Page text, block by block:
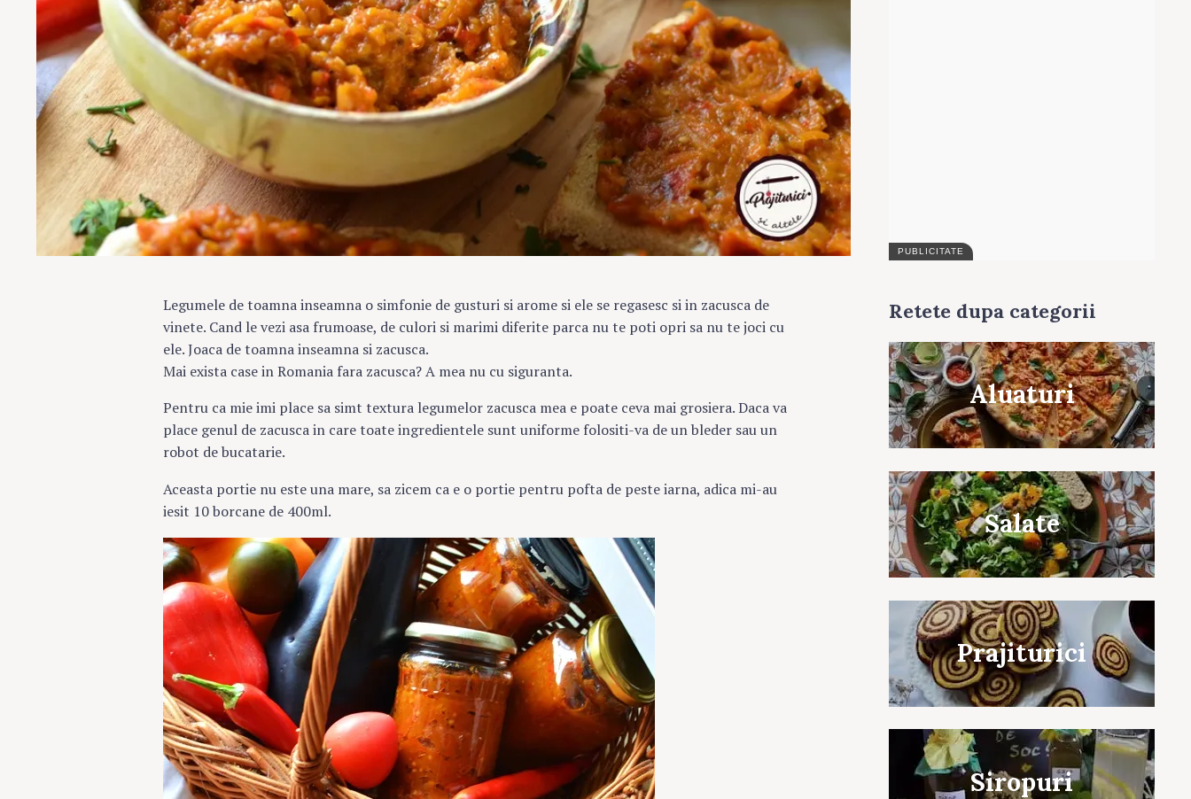
Legumele de toamna inseamna o simfonie de gusturi si arome si ele se regasesc si in zacusca de
vinete. Cand le vezi asa frumoase, de culori si marimi diferite parca nu te poti opri sa nu te joci cu
ele. Joaca de toamna inseamna si zacusca.
Mai exista case in Romania fara zacusca? A mea nu cu siguranta.
Pentru ca mie imi place sa simt textura legumelor zacusca mea e poate ceva mai grosiera. Daca va
place genul de zacusca in care toate ingredientele sunt uniforme folositi-va de un bleder sau un
robot de bucatarie.
Aceasta portie nu este una mare, sa zicem ca e o portie pentru pofta de peste iarna, adica mi-au
iesit 10 borcane de 400ml.
Retete dupa categorii
Aluaturi
Salate
Prajiturici
Siropuri